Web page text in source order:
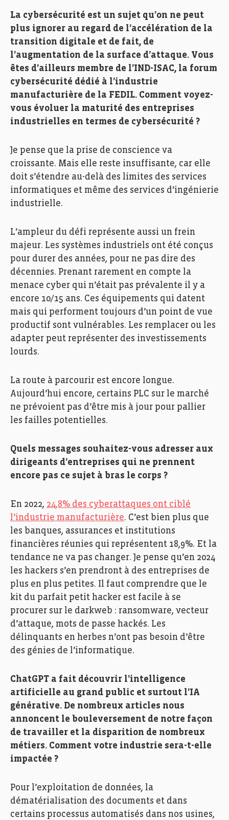
La cybersécurité est un sujet qu’on ne peut
plus ignorer au regard de l’accélération de la
transition digitale et de fait, de
l’augmentation de la surface d’attaque. Vous
êtes d’ailleurs membre de l’IND-ISAC, la forum
cybersécurité dédié à l’industrie
manufacturière de la FEDIL. Comment voyez-
vous évoluer la maturité des entreprises
industrielles en termes de cybersécurité ?
Je pense que la prise de conscience va
croissante. Mais elle reste insuffisante, car elle
doit s’étendre au-delà des limites des services
informatiques et même des services d’ingénierie
industrielle.
L’ampleur du défi représente aussi un frein
majeur. Les systèmes industriels ont été conçus
pour durer des années, pour ne pas dire des
décennies. Prenant rarement en compte la
menace cyber qui n’était pas prévalente il y a
encore 10/15 ans. Ces équipements qui datent
mais qui performent toujours d’un point de vue
productif sont vulnérables. Les remplacer ou les
adapter peut représenter des investissements
lourds.
La route à parcourir est encore longue.
Aujourd’hui encore, certains PLC sur le marché
ne prévoient pas d’être mis à jour pour pallier
les failles potentielles.
Quels messages souhaitez-vous adresser aux
dirigeants d’entreprises qui ne prennent
encore pas ce sujet à bras le corps ?
En 2022, 24,8% des cyberattaques ont ciblé
l’industrie manufacturière. C’est bien plus que
les banques, assurances et institutions
financières réunies qui représentent 18,9%. Et la
tendance ne va pas changer. Je pense qu’en 2024
les hackers s’en prendront à des entreprises de
plus en plus petites. Il faut comprendre que le
kit du parfait petit hacker est facile à se
procurer sur le darkweb : ransomware, vecteur
d’attaque, mots de passe hackés. Les
délinquants en herbes n’ont pas besoin d’être
des génies de l’informatique.
ChatGPT a fait découvrir l’intelligence
artificielle au grand public et surtout l’IA
générative. De nombreux articles nous
annoncent le bouleversement de notre façon
de travailler et la disparition de nombreux
métiers. Comment votre industrie sera-t-elle
impactée ?
Pour l’exploitation de données, la
dématérialisation des documents et dans
certains processus automatisés dans nos usines,